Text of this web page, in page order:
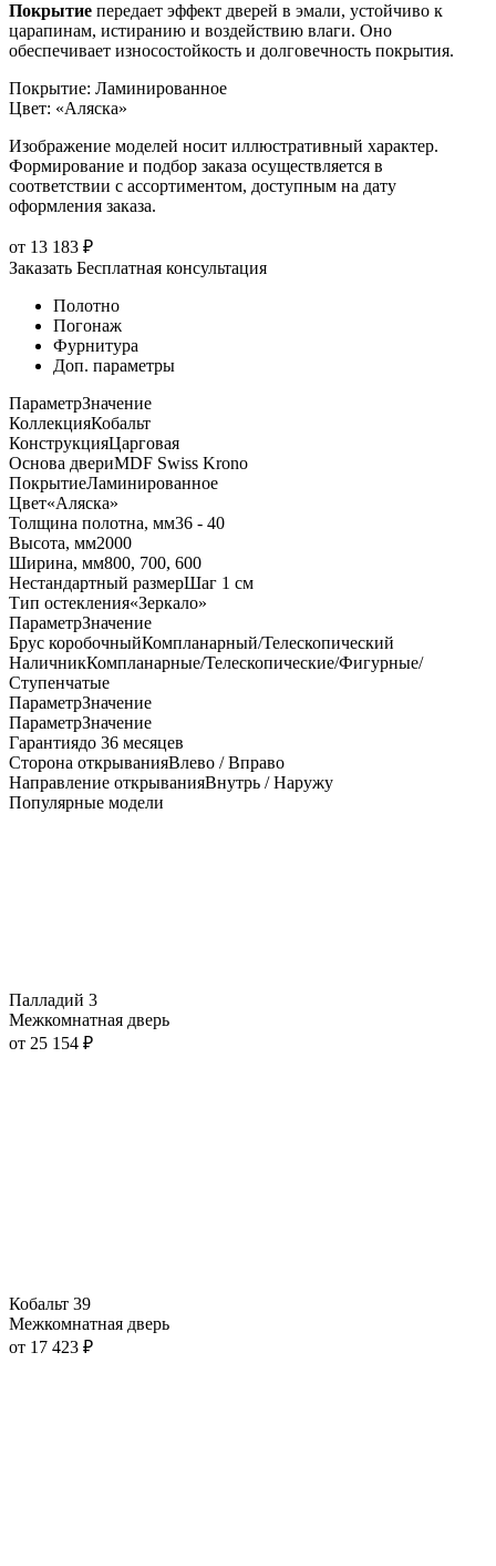
Покрытие передает эффект дверей в эмали, устойчиво к
царапинам, истиранию и воздействию влаги. Оно
обеспечивает износостойкость и долговечность покрытия.
Покрытие: Ламинированное
Цвет: «Аляска»
Изображение моделей носит иллюстративный характер.
Формирование и подбор заказа осуществляется в
соответствии с ассортиментом, доступным на дату
оформления заказа.
от 13 183 ₽
Заказать Бесплатная консультация
Полотно
Погонаж
Фурнитура
Доп. параметры
ПараметрЗначение
КоллекцияКобальт
КонструкцияЦарговая
Основа двериMDF Swiss Krono
ПокрытиеЛаминированное
Цвет«Аляска»
Толщина полотна, мм36 - 40
Высота, мм2000
Ширина, мм800, 700, 600
Нестандартный размерШаг 1 см
Тип остекления«Зеркало»
ПараметрЗначение
Брус коробочныйКомпланарный/Телескопический
НаличникКомпланарные/Телескопические/Фигурные/
Ступенчатые
ПараметрЗначение
ПараметрЗначение
Гарантиядо 36 месяцев
Сторона открыванияВлево / Вправо
Направление открыванияВнутрь / Наружу
Популярные модели
Палладий 3
Межкомнатная дверь
от 25 154 ₽
Кобальт 39
Межкомнатная дверь
от 17 423 ₽